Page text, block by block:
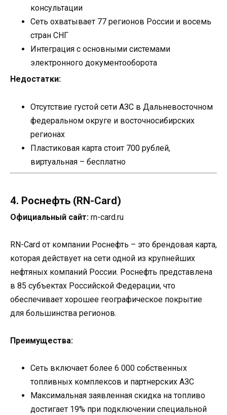
консультации
Сеть охватывает 77 регионов России и восемь
стран СНГ
Интеграция с основными системами
электронного документооборота
Недостатки:
Отсутствие густой сети АЗС в Дальневосточном
федеральном округе и восточносибирских
регионах
Пластиковая карта стоит 700 рублей,
виртуальная – бесплатно
4. Роснефть (RN-Card)
Официальный сайт: rn-card.ru
RN-Card от компании Роснефть – это брендовая карта,
которая действует на сети одной из крупнейших
нефтяных компаний России. Роснефть представлена
в 85 субъектах Российской Федерации, что
обеспечивает хорошее географическое покрытие
для большинства регионов.
Преимущества:
Сеть включает более 6 000 собственных
топливных комплексов и партнерских АЗС
Максимальная заявленная скидка на топливо
достигает 19% при подключении специальной